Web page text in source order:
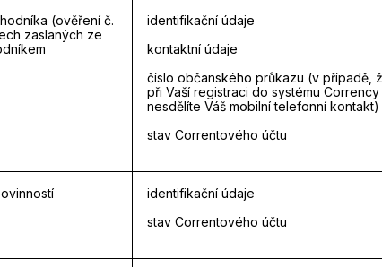
(ověření č.
zaslaných ze
identifikační údaje
kontaktní údaje
číslo občanského průkazu (v případě,
při Vaší registraci do systému Corrency
nesdělíte Váš mobilní telefonní kontakt)
stav Correntového účtu
identifikační údaje
stav Correntového účtu